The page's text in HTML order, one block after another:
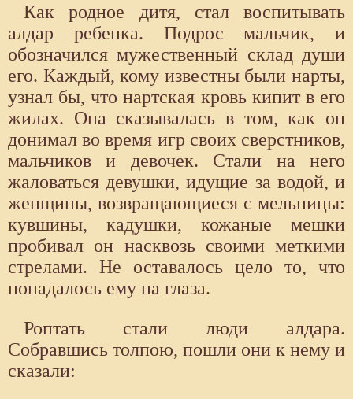
Как родное дитя, стал воспитывать
алдар ребенка. Подрос мальчик, и
обозначился мужественный склад души
его. Каждый, кому известны были нарты,
узнал бы, что нартская кровь кипит в его
жилах. Она сказывалась в том, как он
донимал во время игр своих сверстников,
мальчиков и девочек. Стали на него
жаловаться девушки, идущие за водой, и
женщины, возвращающиеся с мельницы:
кувшины, кадушки, кожаные мешки
пробивал он насквозь своими меткими
стрелами. Не оставалось цело то, что
попадалось ему на глаза.
Роптать стали люди алдара.
Собравшись толпою, пошли они к нему и
сказали: